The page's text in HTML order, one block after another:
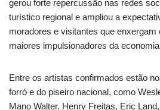
gerou forte repercussão nas redes
turístico regional e ampliou a
moradores e visitantes que
maiores impulsionadores da
Entre os artistas confirmados estão
forró e do piseiro nacional, como
Mano Walter, Henry Freitas, Eric